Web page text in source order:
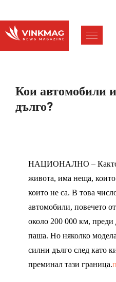
Кои автомобили
дълго?
НАЦИОНАЛНО – Както
живота, има неща,
които не са. В това
автомобили, повечето
около 200 000 км, преди
паша. Но няколко
силни дълго след като
преминал тази граница.